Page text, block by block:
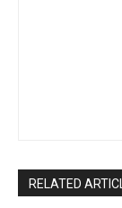
RELATED